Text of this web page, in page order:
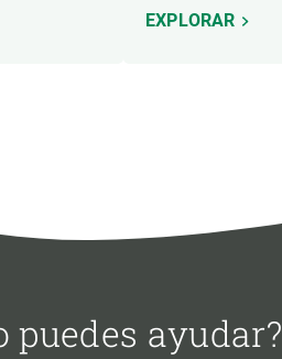
EXPLORAR
puedes ayudar?